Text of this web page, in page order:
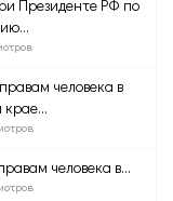
Президенте РФ по
человека в
человека в...